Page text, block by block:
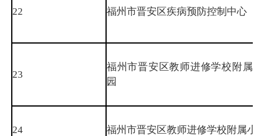
22 福州市晋安区疾病预防控制中心
23
福州市晋安区教师进修学校附属
园
24 福州市晋安区教师进修学校附属小